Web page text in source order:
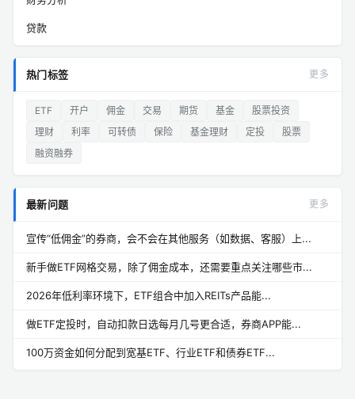
贷款
热门标签 更多
ETF 开户 佣金 交易 期货 基金
股票投资
理财
利率 可转债 保险 基金理财 定投
股票
融资融券
最新问题 更多
宣传“低佣金”的券商，会不会在其他服务（如数据、客服）上...
新手做ETF网格交易，除了佣金成本，还需要重点关注哪些市...
2026年低利率环境下，ETF组合中加入REITs产品能...
做ETF定投时，自动扣款日选每月几号更合适，券商APP能...
100万资金如何分配到宽基ETF、行业ETF和债券ETF...